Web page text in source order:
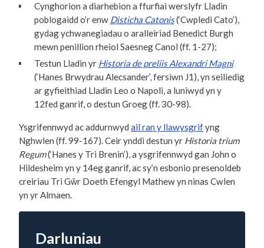
Cynghorion a diarhebion a ffurfiai werslyfr Lladin
poblogaidd o’r enw Disticha Catonis(‘Cwpledi Cato’),
gydag ychwanegiadau o aralleiriad Benedict Burgh
mewn penillion rheiol Saesneg Canol (ff. 1-27);
Testun Lladin yr Historia de preliis Alexandri Magni
(‘Hanes Brwydrau Alecsander’, fersiwn J1), yn seiliedig
ar gyfieithiad Lladin Leo o Napoli, a luniwyd yn y
12fed ganrif, o destun Groeg (ff. 30-98).
Ysgrifennwyd ac addurnwyd ail ran y llawysgrifyng
Nghwlen (ff. 99-167). Ceir ynddi destun yr Historia trium
Regum(‘Hanes y Tri Brenin’), a ysgrifennwyd gan John o
Hildesheim yn y 14eg ganrif, ac sy’n esbonio presenoldeb
creiriau Tri Gŵr Doeth Efengyl Mathew yn ninas Cwlen
yn yr Almaen.
Darluniau